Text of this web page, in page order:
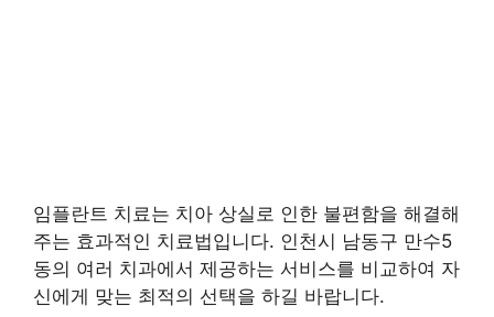
임플란트 치료는 치아 상실로 인한 불편함을 해결해
주는 효과적인 치료법입니다. 인천시 남동구 만수5
동의 여러 치과에서 제공하는 서비스를 비교하여 자
신에게 맞는 최적의 선택을 하길 바랍니다.